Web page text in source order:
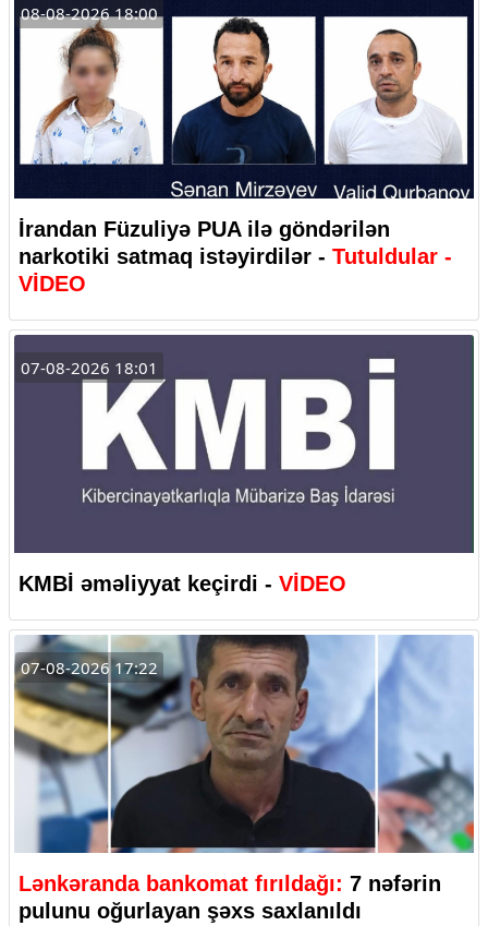
08-08-2026 18:00
İrandan Füzuliyə PUA ilə göndərilən
narkotiki satmaq istəyirdilər - Tutuldular -
VİDEO
07-08-2026 18:01
KMBİ əməliyyat keçirdi - VİDEO
07-08-2026 17:22
Lənkəranda bankomat fırıldağı: 7 nəfərin
pulunu oğurlayan şəxs saxlanıldı